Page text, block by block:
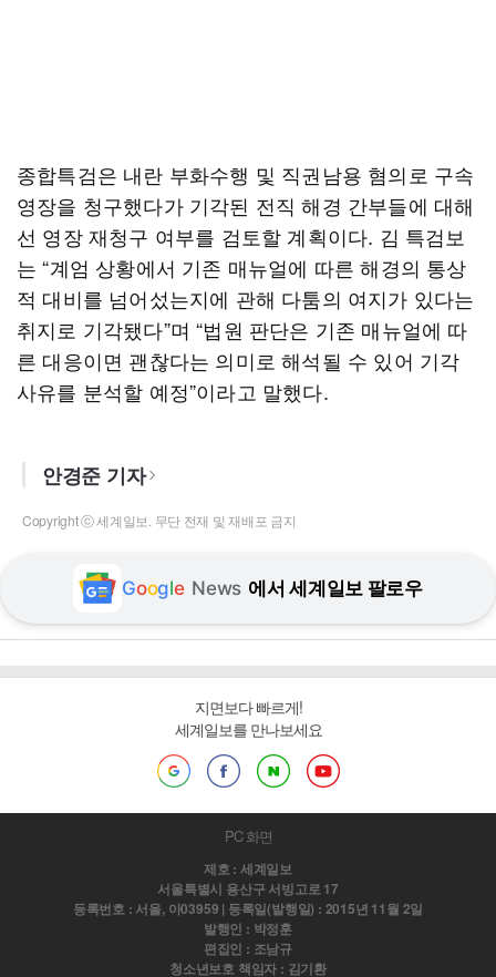
종합특검은 내란 부화수행 및 직권남용 혐의로 구속
영장을 청구했다가 기각된 전직 해경 간부들에 대해
선 영장 재청구 여부를 검토할 계획이다. 김 특검보
는 “계엄 상황에서 기존 매뉴얼에 따른 해경의 통상
적 대비를 넘어섰는지에 관해 다툼의 여지가 있다는
취지로 기각됐다”며 “법원 판단은 기존 매뉴얼에 따
른 대응이면 괜찮다는 의미로 해석될 수 있어 기각
사유를 분석할 예정”이라고 말했다.
안경준 기자
Copyright ⓒ 세계일보. 무단 전재 및 재배포 금지
Google News 에서 세계일보 팔로우
지면보다 빠르게!
세계일보를 만나보세요
PC 화면
제호 : 세계일보
서울특별시 용산구 서빙고로 17
등록번호 : 서울, 아03959 | 등록일(발행일) : 2015년 11월 2일
발행인 : 박정훈
편집인 : 조남규
청소년보호 책임자 : 김기환